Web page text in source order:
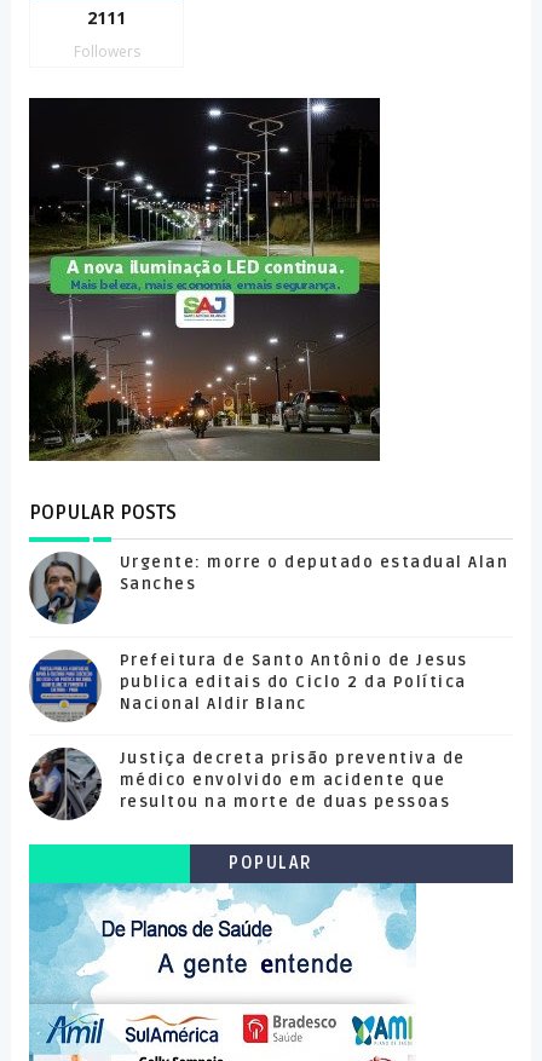
2111
Followers
POPULAR POSTS
Urgente: morre o deputado estadual Alan
Sanches
Prefeitura de Santo Antônio de Jesus
publica editais do Ciclo 2 da Política
Nacional Aldir Blanc
Justiça decreta prisão preventiva de
médico envolvido em acidente que
resultou na morte de duas pessoas
POPULAR